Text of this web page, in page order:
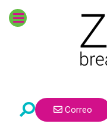
Correo